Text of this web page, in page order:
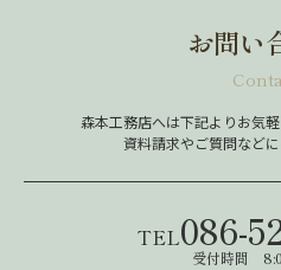
お問い
森本工務店へは下記よりお気
資料請求やご質問などに
TEL086-
受付時間